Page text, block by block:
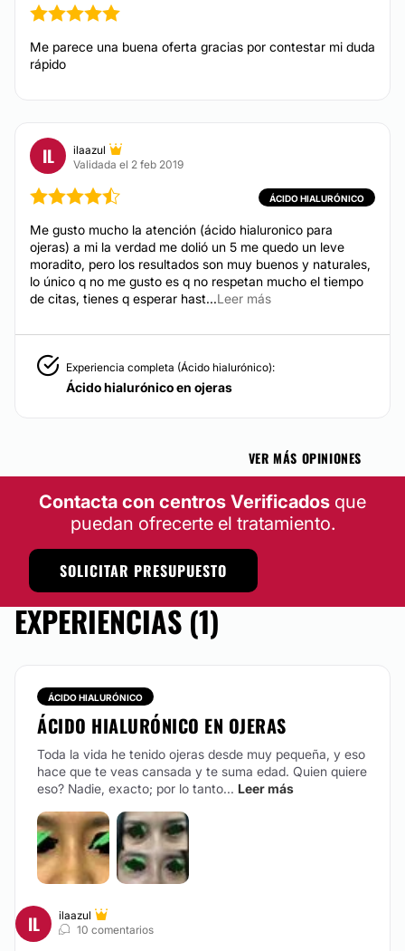
Me parece una buena oferta gracias por contestar mi duda
rápido
IL
ilaazul
Validada el 2 feb 2019
ÁCIDO HIALURÓNICO
Me gusto mucho la atención (ácido hialuronico para
ojeras) a mi la verdad me dolió un 5 me quedo un leve
moradito, pero los resultados son muy buenos y naturales,
lo único q no me gusto es q no respetan mucho el tiempo
de citas, tienes q esperar hast...Leer más
Experiencia completa (Ácido hialurónico):
Ácido hialurónico en ojeras
VER MÁS OPINIONES
Contacta con centros Verificados que
puedan ofrecerte el tratamiento.
SOLICITAR PRESUPUESTO
EXPERIENCIAS (1)
ÁCIDO HIALURÓNICO
ÁCIDO HIALURÓNICO EN OJERAS
Toda la vida he tenido ojeras desde muy pequeña, y eso
hace que te veas cansada y te suma edad. Quien quiere
eso? Nadie, exacto; por lo tanto... Leer más
IL
ilaazul
10 comentarios